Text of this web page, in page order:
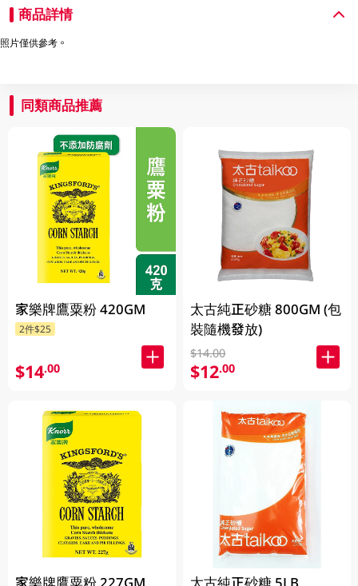
商品詳情
照片僅供參考。
同類商品推薦
家樂牌鷹粟粉 420GM
2件$25
$14.00
家樂牌鷹粟粉 227GM
太古純正砂糖 800GM (包
裝隨機發放)
$14.00
$12.00
太古純正砂糖 5LB